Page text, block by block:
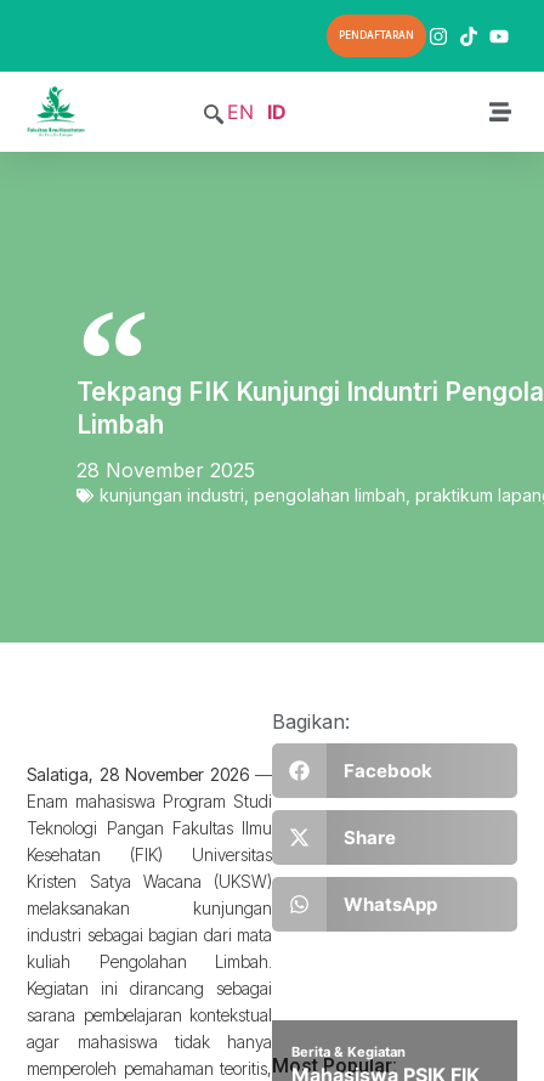
PENDAFTARAN
EN ID
Tekpang FIK Kunjungi Induntri
Limbah
28 November 2025
kunjungan industri pengolahan limbah praktikum
Salatiga, 28 November 2026—
Enam mahasiswa Program Studi
Teknologi Pangan Fakultas Ilmu
Kesehatan (FIK) Universitas
Kristen Satya Wacana (UKSW)
melaksanakan kunjungan
industri sebagai bagian dari mata
kuliah Pengolahan Limbah.
Kegiatan ini dirancang sebagai
sarana pembelajaran kontekstual
agar mahasiswa tidak hanya
memperoleh pemahaman teoritis,
Bagikan:
Facebook
Share
WhatsApp
Most Popular: